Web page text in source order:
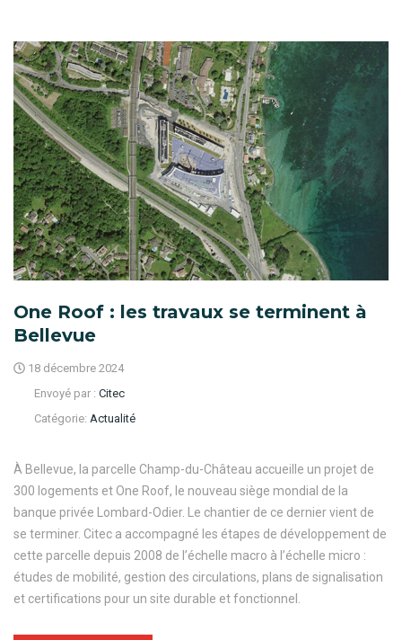
One Roof : les travaux se terminent à
Bellevue
18 décembre 2024
Envoyé par : Citec
Catégorie: Actualité
À Bellevue, la parcelle Champ-du-Château accueille un projet de
300 logements et One Roof, le nouveau siège mondial de la
banque privée Lombard-Odier. Le chantier de ce dernier vient de
se terminer. Citec a accompagné les étapes de développement de
cette parcelle depuis 2008 de l’échelle macro à l’échelle micro :
études de mobilité, gestion des circulations, plans de signalisation
et certifications pour un site durable et fonctionnel.